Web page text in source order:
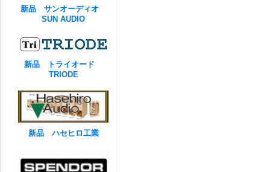
新品 サンオーディオ
SUN AUDIO
新品 トライオード
TRIODE
新品 ハセヒロ工業